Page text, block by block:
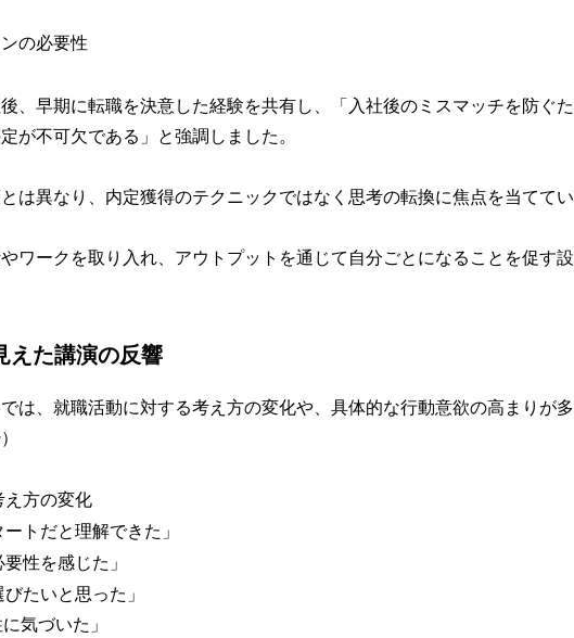
の必要性
、早期に転職を決意した経験を共有し、「入社後のミスマッチを防ぐた
が不可欠である」と強調しました。
は異なり、内定獲得のテクニックではなく思考の転換に焦点を当ててい
ワークを取り入れ、アウトプットを通じて自分ごとになることを促す設
えた講演の反響
は、就職活動に対する考え方の変化や、具体的な行動意欲の高まりが多
方の変化
トだと理解できた」
性を感じた」
たいと思った」
気づいた」